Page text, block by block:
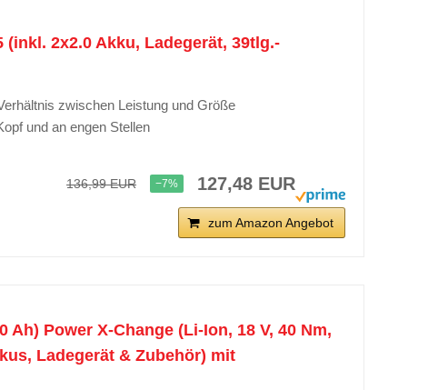
2x2.0 Akku, Ladegerät, 39tlg.-
zwischen Leistung und Größe
und an engen Stellen
136,99 EUR −7% 127,48 EUR
zum Amazon Angebot
Power X-Change (Li-Ion, 18 V, 40 Nm,
Ladegerät & Zubehör) mit